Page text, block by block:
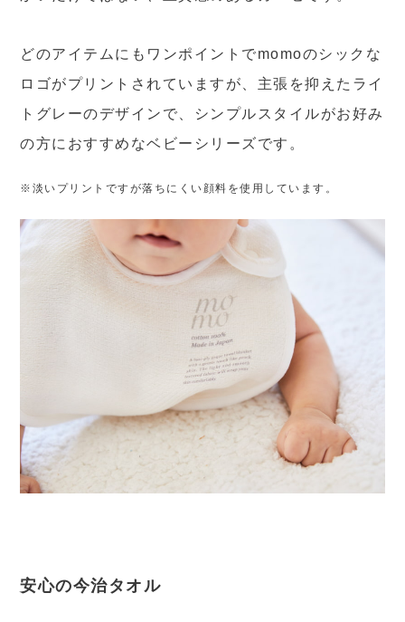
どのアイテムにもワンポイントでmomoのシックな
ロゴがプリントされていますが、主張を抑えたライ
トグレーのデザインで、シンプルスタイルがお好み
の方におすすめなベビーシリーズです。
※淡いプリントですが落ちにくい顔料を使用しています。
安心の今治タオル